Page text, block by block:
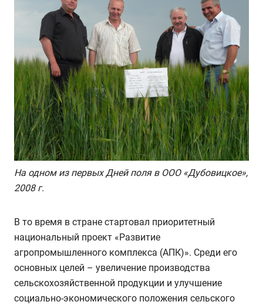
На одном из первых Дней поля в ООО «Дубовицкое»,
2008 г.
В то время в стране стартовал приоритетный
национальный проект «Развитие
агропромышленного комплекса (АПК)». Среди его
основных целей – увеличение производства
сельскохозяйственной продукции и улучшение
социально-экономического положения сельского